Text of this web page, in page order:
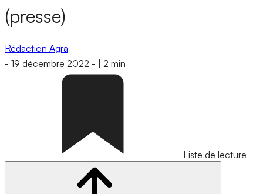
(presse)
Rédaction Agra
- 19 décembre 2022 - 2 min
Liste de lecture